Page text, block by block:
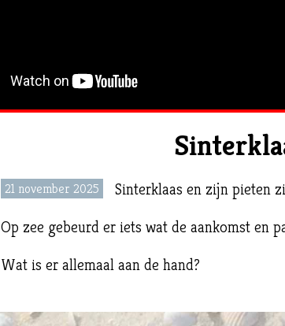
21 november 2025
Sinterklaas en zijn pieten
Op zee gebeurd er iets wat de aankomst en
Wat is er allemaal aan de hand?